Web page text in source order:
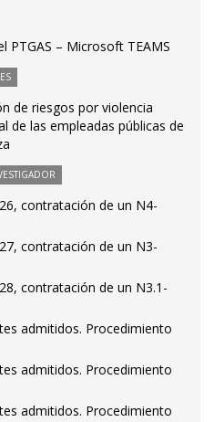
PTGAS – Microsoft TEAMS
de riesgos por violencia
de las empleadas públicas de
contratación de un N4-
contratación de un N3-
contratación de un N3.1-
admitidos. Procedimiento
admitidos. Procedimiento
admitidos. Procedimiento